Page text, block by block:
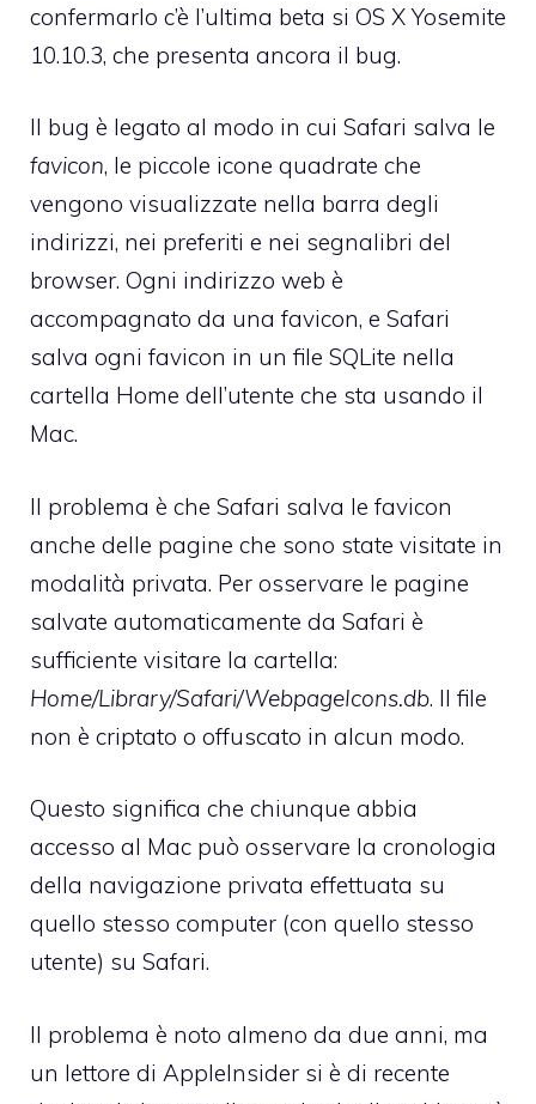
confermarlo c’è l’ultima beta si OS X Yosemite
10.10.3, che presenta ancora il bug.
Il bug è legato al modo in cui Safari salva le
favicon, le piccole icone quadrate che
vengono visualizzate nella barra degli
indirizzi, nei preferiti e nei segnalibri del
browser. Ogni indirizzo web è
accompagnato da una favicon, e Safari
salva ogni favicon in un file SQLite nella
cartella Home dell’utente che sta usando il
Mac.
Il problema è che Safari salva le favicon
anche delle pagine che sono state visitate in
modalità privata. Per osservare le pagine
salvate automaticamente da Safari è
sufficiente visitare la cartella:
Home/Library/Safari/WebpageIcons.db. Il file
non è criptato o offuscato in alcun modo.
Questo significa che chiunque abbia
accesso al Mac può osservare la cronologia
della navigazione privata effettuata su
quello stesso computer (con quello stesso
utente) su Safari.
Il problema è noto almeno da due anni, ma
un lettore di AppleInsider si è di recente